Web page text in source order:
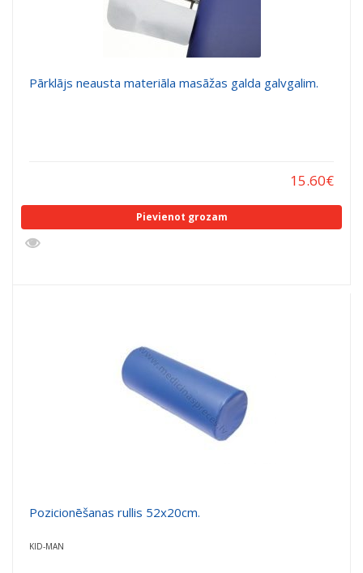
Pārklājs neausta materiāla masāžas galda galvgalim.
15.60€
Pievienot grozam
Pozicionēšanas rullis 52x20cm.
KID-MAN